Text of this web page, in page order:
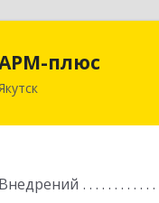
плюс
Якутск
Внедрений
677000, Саха /